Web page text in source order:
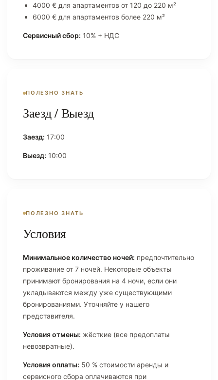
4000 € для апартаментов от 120 до 220 м²
6000 € для апартаментов более 220 м²
Сервисный сбор: 10% + НДС
ПОЛЕЗНО ЗНАТЬ
Заезд / Выезд
Заезд: 17:00
Выезд: 10:00
ПОЛЕЗНО ЗНАТЬ
Условия
Минимальное количество ночей: предпочтительно
проживание от 7 ночей. Некоторые объекты
принимают бронирования на 4 ночи, если они
укладываются между уже существующими
бронированиями. Уточняйте у нашего
представителя.
Условия отмены: жёсткие (все предоплаты
невозвратные).
Условия оплаты: 50 % стоимости аренды и
сервисного сбора оплачиваются при